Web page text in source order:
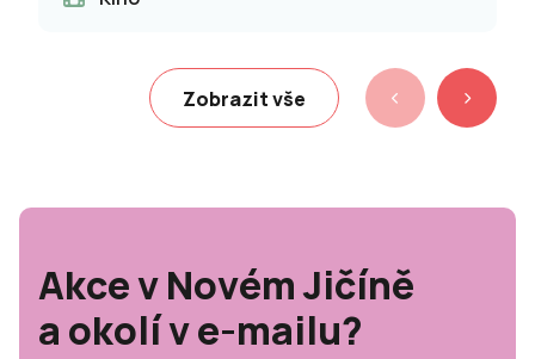
Zobrazit vše
Akce v Novém Jičíně
a okolí v e-mailu?